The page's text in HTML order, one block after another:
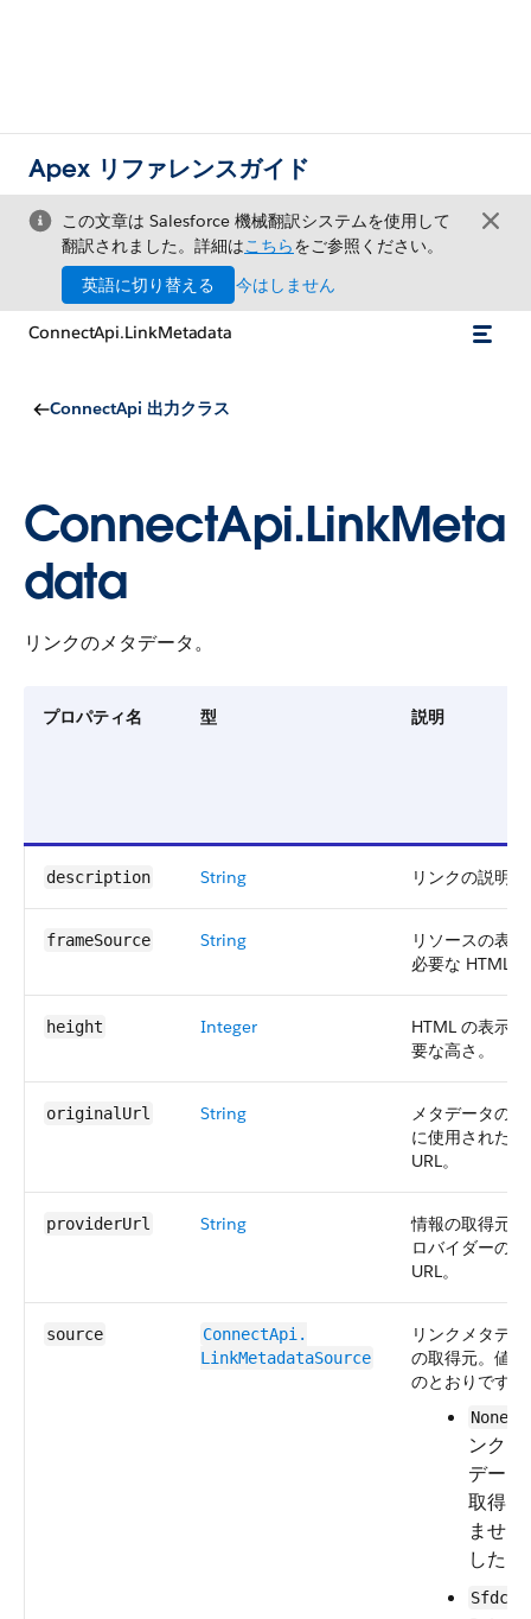
Apex リファレンスガイド
この文章は Salesforce 機械翻訳システムを使用して
翻訳されました。詳細はこちらをご参照ください。
英語に切り替える
今はしません
ConnectApi.LinkMetadata
ConnectApi 出力クラス
ConnectApi.LinkMeta
data
リンクのメタデータ。
プロパティ名 型 説明
description String リンクの説明。
frameSource String
リソースの表
必要な HTML。
height Integer
HTML の表示
要な高さ。
originalUrl String
メタデータの
に使用された
URL。
providerUrl String
情報の取得元の
ロバイダーの
URL。
source
ConnectApi.​
LinkMetadataSource
リンクメタデ
の取得元。値は
のとおりです。
None
ンクメ
データ
取得さ
ません
した。
Sfdc